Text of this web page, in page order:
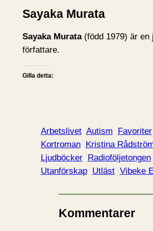
Sayaka Murata
Sayaka Murata(född 1979) är en
författare.
Gilla detta:
Arbetslivet Autism Favoriter
Kortroman
Kristina
Ljudböcker
Radioföljetongen
Utanförskap Utläst Vibeke
Kommentarer